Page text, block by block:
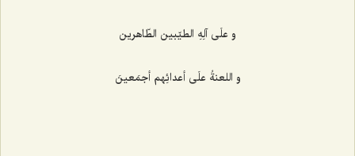
و علَی آلِهِ الطیّبین الطّاهرین‌
و اللعنةُ علَی أعدائِهم أجمَعینَ‌